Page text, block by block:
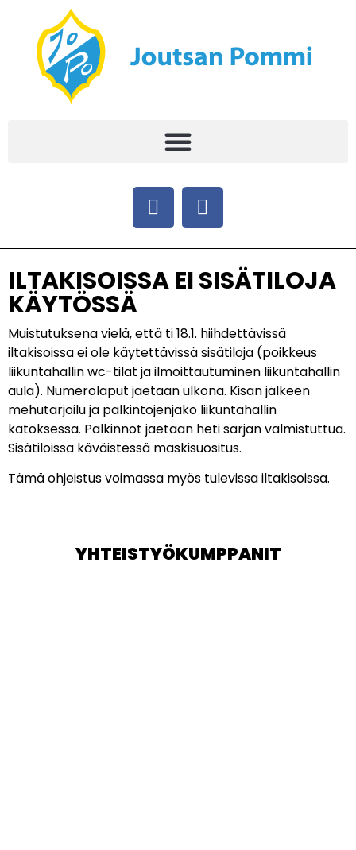
ILTAKISOISSA EI SISÄTILOJA
KÄYTÖSSÄ
Muistutuksena vielä, että ti 18.1. hiihdettävissä
iltakisoissa ei ole käytettävissä sisätiloja (poikkeus
liikuntahallin wc-tilat ja ilmoittautuminen liikuntahallin
aula). Numerolaput jaetaan ulkona. Kisan jälkeen
mehutarjoilu ja palkintojenjako liikuntahallin
katoksessa. Palkinnot jaetaan heti sarjan valmistuttua.
Sisätiloissa käväistessä maskisuositus.
Tämä ohjeistus voimassa myös tulevissa iltakisoissa.
YHTEISTYÖKUMPPANIT